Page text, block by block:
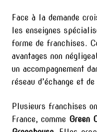
Face à la demande
les enseignes
forme de franchises.
avantages non
un accompagnement
réseau d’échange et
Plusieurs franchises
France, comme Green